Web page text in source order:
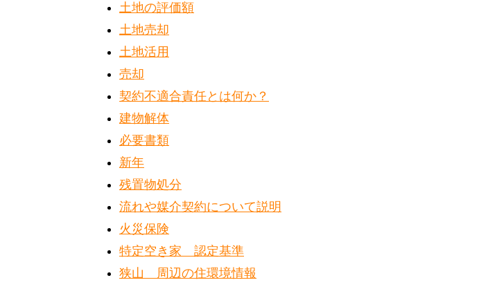
土地の評価額
土地売却
土地活用
売却
契約不適合責任とは何か？
建物解体
必要書類
新年
残置物処分
流れや媒介契約について説明
火災保険
特定空き家 認定基準
狭山 周辺の住環境情報